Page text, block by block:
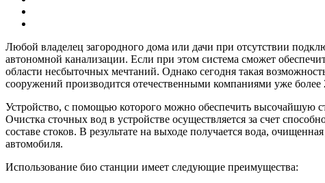
Любой владелец загородного дома или дачи при отсутствии
автономной канализации. Если при этом система сможет
области несбыточных мечтаний. Однако сегодня такая
сооружений производится отечественными компаниями уже
Устройство, с помощью которого можно обеспечить высочайшую
Очистка сточных вод в устройстве осуществляется за счет
составе стоков. В результате на выходе получается вода,
автомобиля.
Использование био станции имеет следующие преимущества: